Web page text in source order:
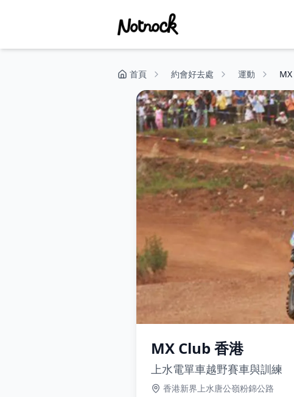
首頁 約會好去處 運動
MX Club 香港
上水電單車越野賽車與訓練
香港新界上水唐公嶺粉錦公路